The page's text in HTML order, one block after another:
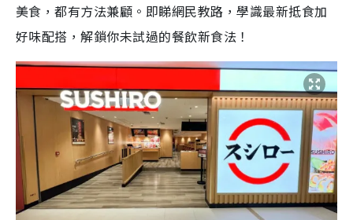
美食，都有方法兼顧。即睇網民教路，學識最新抵食加
好味配搭，解鎖你未試過的餐飲新食法！